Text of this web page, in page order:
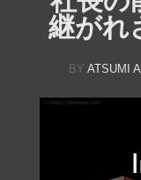
継がれ
BY ATSUMI